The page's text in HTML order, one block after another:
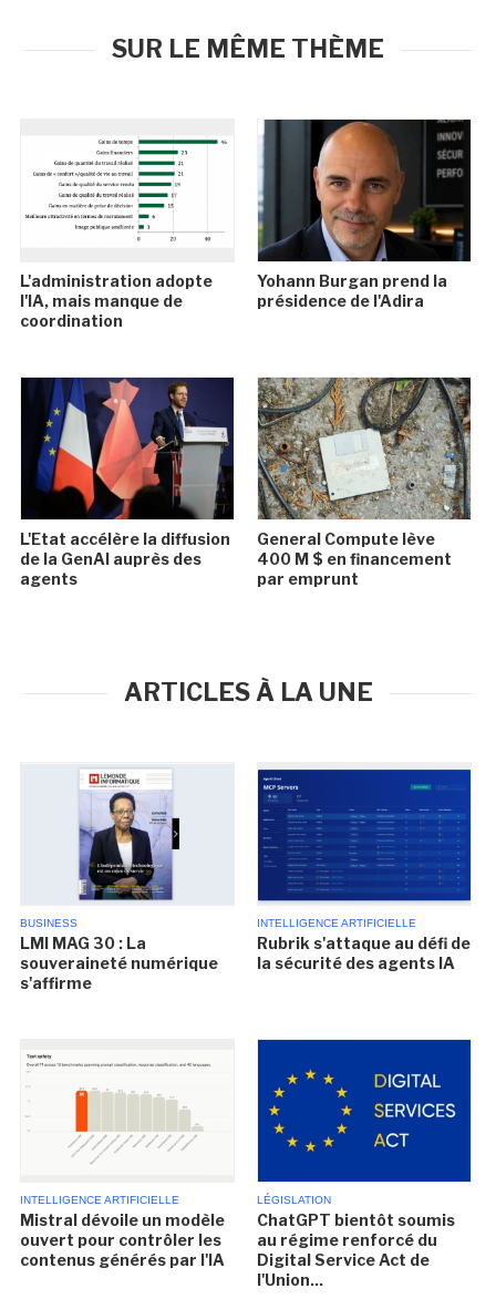
SUR LE MÊME THÈME
L'administration adopte
l'IA, mais manque de
coordination
Yohann Burgan prend la
présidence de l'Adira
L'Etat accélère la diffusion
de la GenAI auprès des
agents
General Compute lève
400 M $ en financement
par emprunt
ARTICLES À LA UNE
BUSINESS
LMI MAG 30 : La
souveraineté numérique
s'affirme
INTELLIGENCE ARTIFICIELLE
Rubrik s'attaque au défi de
la sécurité des agents IA
INTELLIGENCE ARTIFICIELLE
Mistral dévoile un modèle
ouvert pour contrôler les
contenus générés par l'IA
LÉGISLATION
ChatGPT bientôt soumis
au régime renforcé du
Digital Service Act de
l'Union...